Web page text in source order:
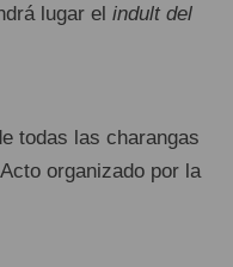
lugar el indult del
todas las charangas
organizado por la